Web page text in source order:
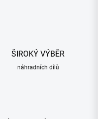
ŠIROKÝ VÝBĚR
náhradních dílů